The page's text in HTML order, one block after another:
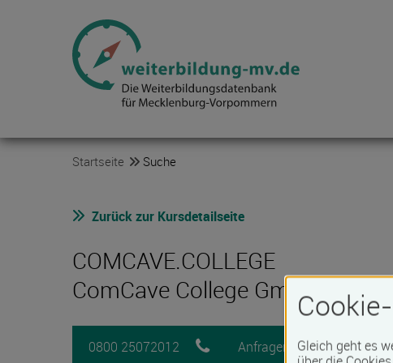
Startseite Suche
Zurück zur Kursdetailseite
COMCAVE.COLLEGE
ComCave College GmbH
0800 25072012 Anfragen
Gleich geht es